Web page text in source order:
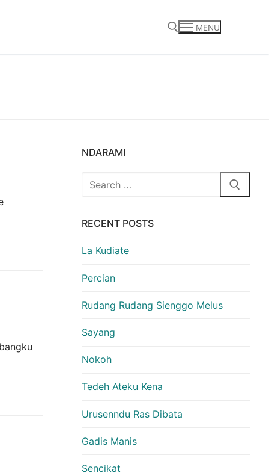
MENU
NDARAMI
Search
RECENT POSTS
La Kudiate
Percian
Rudang Rudang Sienggo Melus
Sayang
Nokoh
Tedeh Ateku Kena
Urusenndu Ras Dibata
Gadis Manis
Sencikat